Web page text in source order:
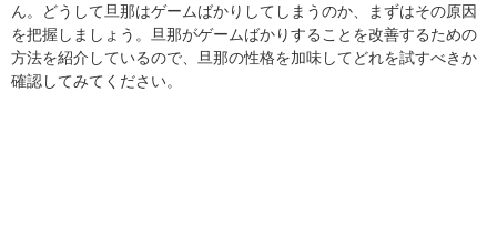
ん。どうして旦那はゲームばかりしてしまうのか、まずはその原因
を把握しましょう。旦那がゲームばかりすることを改善するための
方法を紹介しているので、旦那の性格を加味してどれを試すべきか
確認してみてください。